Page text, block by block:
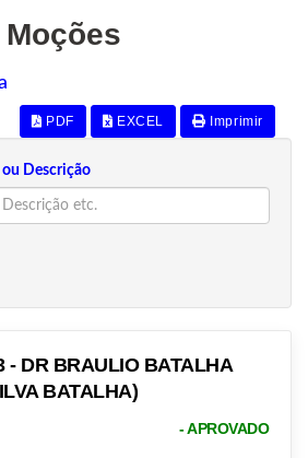
Moções
PDF EXCEL Imprimir
Descrição
- DR BRAULIO BATALHA
BATALHA)
- APROVADO